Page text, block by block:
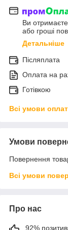
Ви
або гроші
Детальніше
Післяплата
Оплата на
Готівкою
Всі умови
Умови
Повернення
Всі умови
Про нас
92%